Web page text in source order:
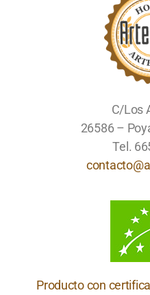
C/Los
26586 –
Tel.
Producto con